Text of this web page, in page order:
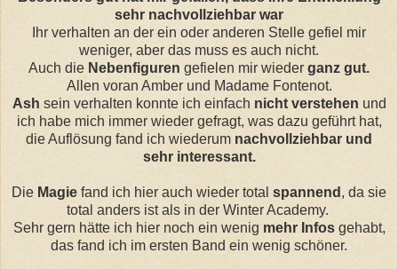
sehr nachvollziehbar war
Ihr verhalten an der ein oder anderen Stelle gefiel mir
weniger, aber das muss es auch nicht.
Auch die Nebenfiguren gefielen mir wieder ganz gut.
Allen voran Amber und Madame Fontenot.
Ash sein verhalten konnte ich einfach nicht verstehen und
ich habe mich immer wieder gefragt, was dazu geführt hat,
die Auflösung fand ich wiederum nachvollziehbar und
sehr interessant.
Die Magie fand ich hier auch wieder total spannend , da sie
total anders ist als in der Winter Academy.
Sehr gern hätte ich hier noch ein wenig mehr Infos gehabt,
das fand ich im ersten Band ein wenig schöner.